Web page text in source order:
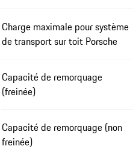
Charge maximale pour système
de transport sur toit Porsche
Capacité de remorquage
(freinée)
Capacité de remorquage (non
freinée)